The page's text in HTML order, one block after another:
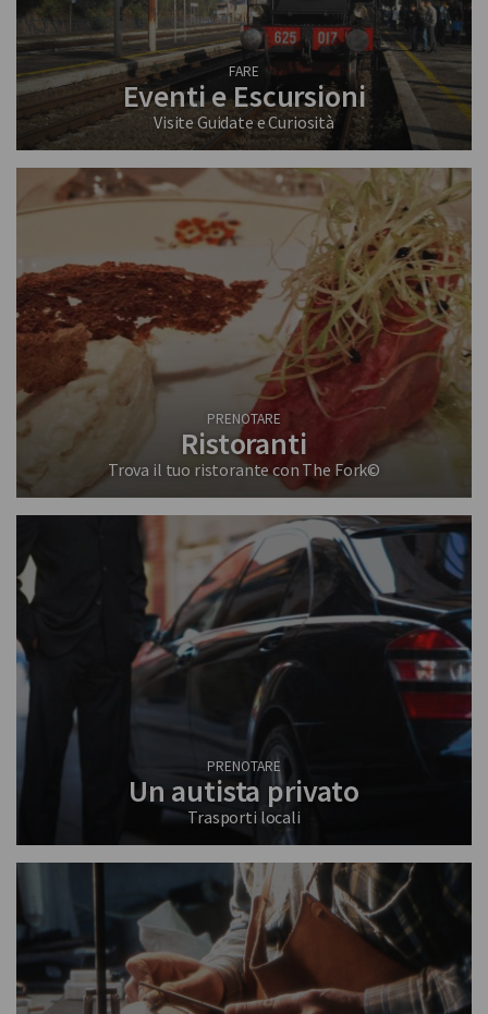
FARE
Eventi e Escursioni
Visite Guidate e Curiosità
PRENOTARE
Ristoranti
Trova il tuo ristorante con The Fork©
PRENOTARE
Un autista privato
Trasporti locali